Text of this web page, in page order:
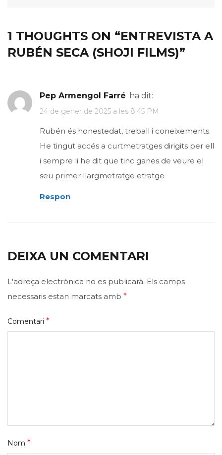
1 THOUGHTS ON “ENTREVISTA A
RUBÉN SECA (SHOJI FILMS)”
Pep Armengol Farré ha dit:
24 de gener de 2025 a les 8:45 PM
Rubén és honestedat, treball i coneixements.
He tingut accés a curtmetratges dirigits per ell
i sempre li he dit que tinc ganes de veure el
seu primer llargmetratge etratge
Respon
DEIXA UN COMENTARI
L'adreça electrònica no es publicarà. Els camps
necessaris estan marcats amb *
Comentari *
Nom *